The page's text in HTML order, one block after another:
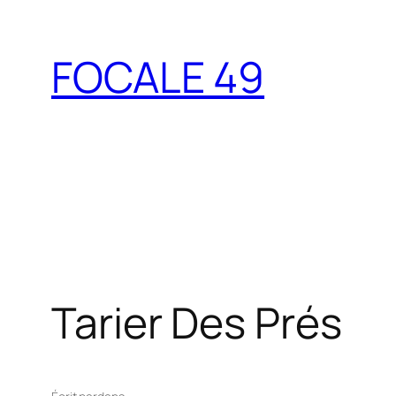
contenuFOCALE 49
Tarier Des Prés